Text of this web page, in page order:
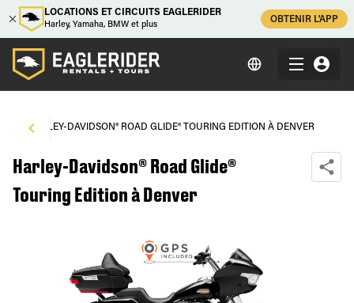
LOCATIONS ET CIRCUITS EAGLERIDER
Harley, Yamaha, BMW et plus
OBTENIR L'APP
HARLEY-DAVIDSON® ROAD GLIDE® TOURING EDITION À DENVER
Harley-Davidson® Road Glide®
Touring Edition à Denver